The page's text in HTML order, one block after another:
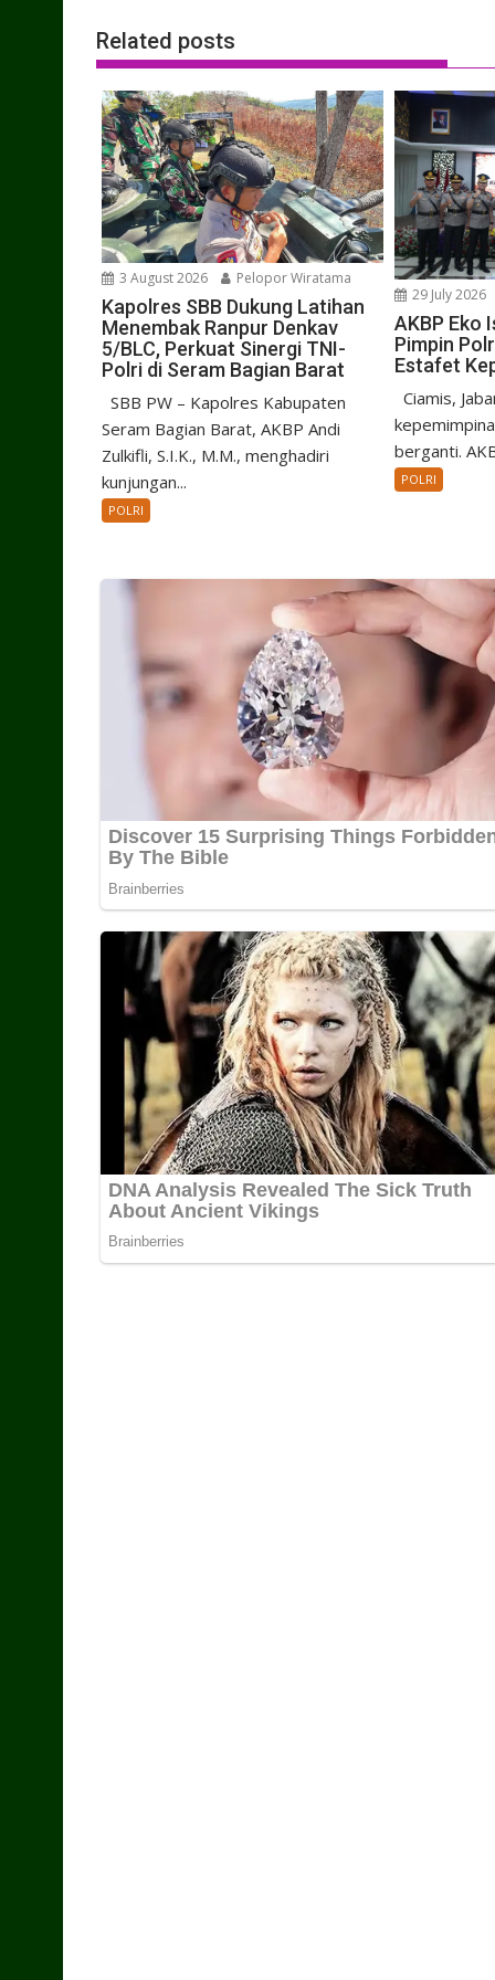
Related posts
3 August 2026 Pelopor Wiratama
Kapolres SBB Dukung Latihan
Menembak Ranpur Denkav
5/BLC, Perkuat Sinergi TNI-
Polri di Seram Bagian Barat
SBB PW – Kapolres Kabupaten
Seram Bagian Barat, AKBP Andi
Zulkifli, S.I.K., M.M., menghadiri
kunjungan...
POLRI
29 July 2026
AKBP Eko
Pimpin
Estafet
Ciamis,
berganti.
POLRI